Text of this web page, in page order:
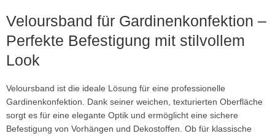
Veloursband für Gardinenkonfektion –
Perfekte Befestigung mit stilvollem
Look
Veloursband ist die ideale Lösung für eine professionelle
Gardinenkonfektion. Dank seiner weichen, texturierten Oberfläche
sorgt es für eine elegante Optik und ermöglicht eine sichere
Befestigung von Vorhängen und Dekostoffen. Ob für klassische